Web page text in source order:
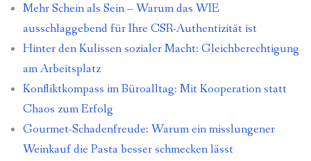
Mehr Schein als Sein – Warum das WIE
ausschlaggebend für Ihre CSR-Authentizität ist
Hinter den Kulissen sozialer Macht: Gleichberechtigung
am Arbeitsplatz
Konfliktkompass im Büroalltag: Mit Kooperation statt
Chaos zum Erfolg
Gourmet-Schadenfreude: Warum ein misslungener
Weinkauf die Pasta besser schmecken lässt